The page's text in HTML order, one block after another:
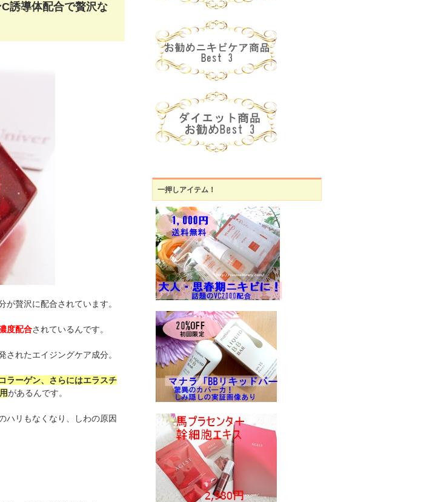
誘導体配合で贅沢な
贅沢に配合されています。
度配合されているんです。
れたエイジングケア成分。
ラーゲン、さらにはエラスチ
があるんです。
ハリもなくなり、しわの原因
一押しアイテム！